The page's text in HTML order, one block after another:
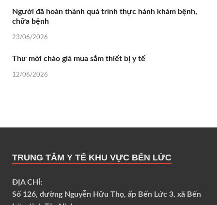
Người đã hoàn thành quá trình thực hành khám bệnh,
chữa bệnh
23/06/2026
Thư mời chào giá mua sắm thiết bị y tế
12/06/2026
TRUNG TÂM Y TẾ KHU VỰC BẾN LỨC
ĐỊA CHỈ:
Số 126, đường Nguyễn Hữu Thọ, ấp Bến Lức 3, xã Bến